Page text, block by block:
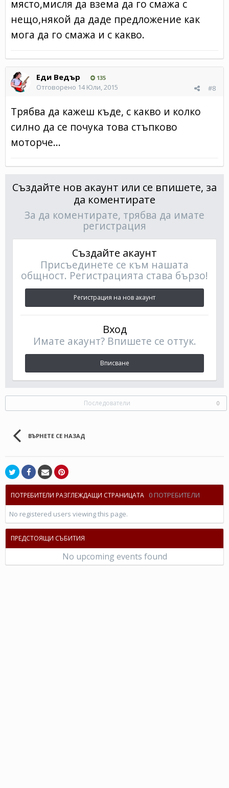
място,мисля да взема да го смажа с
нещо,някой да даде предложение как
мога да го смажа и с какво.
Еди Ведър 135
#8
Отговорено 14 Юли, 2015
Трябва да кажеш къде, с какво и колко
силно да се почука това стъпково
моторче...
Създайте нов акаунт или се впишете, за
да коментирате
За да коментирате, трябва да имате
регистрация
Създайте акаунт
Присъединете се към нашата
общност. Регистрацията става бързо!
Регистрация на нов акаунт
Вход
Имате акаунт? Впишете се оттук.
Вписване
Последователи 0
ВЪРНЕТЕ СЕ НАЗАД
ПОТРЕБИТЕЛИ РАЗГЛЕЖДАЩИ СТРАНИЦАТА 0 ПОТРЕБИТЕЛИ
No registered users viewing this page.
ПРЕДСТОЯЩИ СЪБИТИЯ
No upcoming events found